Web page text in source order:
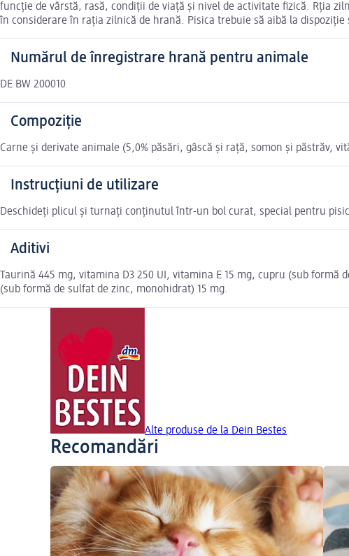
funcție de vârstă, rasă, condiții de viață și nivel de activitate fizică. Rția
în considerare în rația zilnică de hrană. Pisica trebuie să aibă la dispoziție
Numărul de înregistrare hrană pentru animale
DE BW 200010
Compoziție
Carne și derivate animale (5,0% păsări, gâscă și rață, somon și păstrăv,
Instrucțiuni de utilizare
Deschideți plicul și turnați conținutul într-un bol curat, special pentru
Aditivi
Taurină 445 mg, vitamina D3 250 UI, vitamina E 15 mg, cupru (sub
(sub formă de sulfat de zinc, monohidrat) 15 mg.
Alte produse de la Dein Bestes
Recomandări